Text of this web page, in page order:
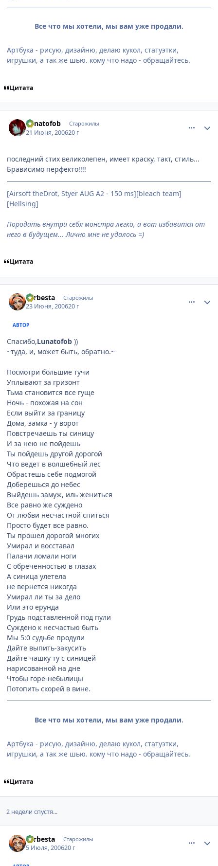
Все что мы хотели, мы вам уже продали.
Артбука - рисую, дизайню, делаю кукол, статуэтки,
игрушки, а так же шью. кому что надо - обращайтесь.
Цитата
Lunatofob Старожилы
21 Июня, 200620 г
последний стих великолепен, имеет краску, такт, стиль...
Брависимо перфекто!!!!
[Airsoft theDrot, Styer AUG A2 - 150 ms][bleach team]
[Hellsing]
Породать внутри себя монстра легко, а вот избавится от
него в будущем... Лично мне не удалось =)
Цитата
Larbesta Старожилы
23 Июня, 200620 г
АВТОР
Спасибо,Lunatofob ))
~туда, и, может быть, обратно.~
Посмотри большие тучи
Уплывают за гризонт
Тьма становится все гуще
Ночь - похожая на сон
Если выйти за границу
Дома, замка - у ворот
Повстречаешь ты синицу
И за нею не пойдешь
Ты пойдешь другой дорогой
Что ведет в волшебный лес
Обрастешь себе подмогой
Доберешься до небес
Выйдешь замуж, иль жениться
Все равно же суждено
От любви несчастной спиться
Просто будет все равно.
Ты прошел дорогой многих
Умирал и восставал
Палачи ломали ноги
С обреченностью в глазах
А синица улетела
не вернется никогда
Умирал ли ты за дело
Или это ерунда
Грудь подставленной под пули
Суждено к несчастью быть
Мы 5:0 судьбе продули
Дайте выпить-закусить
Дайте чашку ту с синицей
нарисованной на дне
Чтобы горе-небылицы
Потопить скорей в вине.
Все что мы хотели, мы вам уже продали.
Артбука - рисую, дизайню, делаю кукол, статуэтки,
игрушки, а так же шью. кому что надо - обращайтесь.
Цитата
2 недели спустя...
Larbesta Старожилы
5 Июля, 200620 г